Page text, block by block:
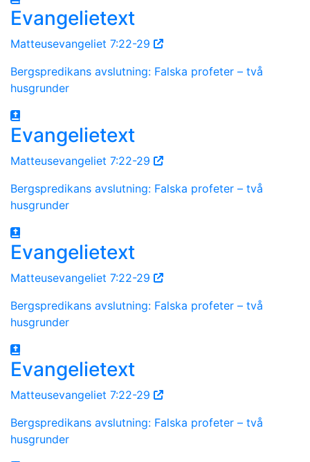
Evangelietext
Matteusevangeliet 7:22-29
Bergspredikans avslutning: Falska profeter – två
husgrunder
Evangelietext
Matteusevangeliet 7:22-29
Bergspredikans avslutning: Falska profeter – två
husgrunder
Evangelietext
Matteusevangeliet 7:22-29
Bergspredikans avslutning: Falska profeter – två
husgrunder
Evangelietext
Matteusevangeliet 7:22-29
Bergspredikans avslutning: Falska profeter – två
husgrunder